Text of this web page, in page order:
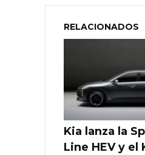
RELACIONADOS
Kia lanza la
Line HEV y el